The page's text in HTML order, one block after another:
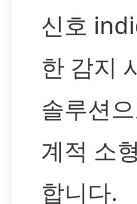
신호
한 감지
솔루션
계적 소
합니다.